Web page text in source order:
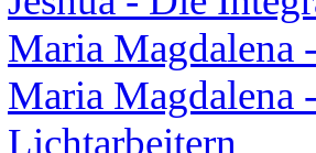
Maria Magdalena
Maria Magdalena
Lichtarbeitern